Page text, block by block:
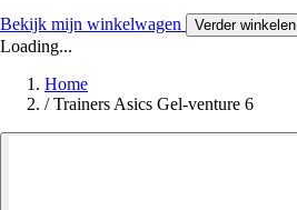
Bekijk mijn winkelwagen Verder winkelen
Loading...
Home
/ Trainers Asics Gel-venture 6